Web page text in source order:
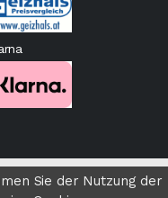
Sie der Nutzung der
rights Reserved.